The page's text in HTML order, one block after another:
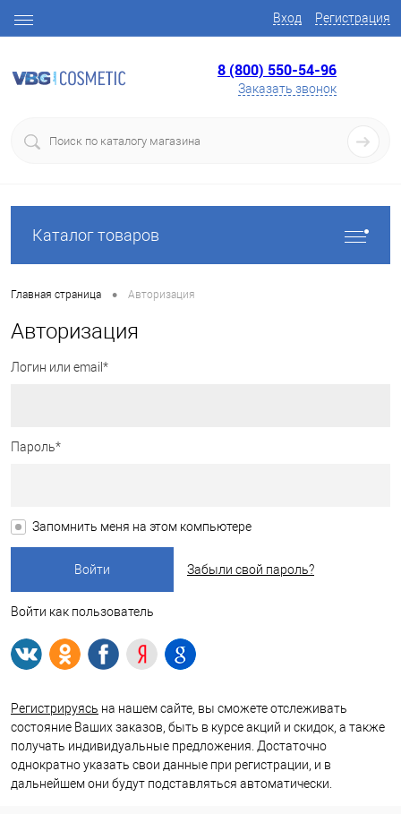
Вход Регистрация
8 (800) 550-54-96
Заказать звонок
Каталог товаров
Главная страница • Авторизация
Авторизация
Логин или email*
Пароль*
Запомнить меня на этом компьютере
Забыли свой пароль?
Войти как пользователь
Регистрируясь на нашем сайте, вы сможете отслеживать
состояние Ваших заказов, быть в курсе акций и скидок, а также
получать индивидуальные предложения. Достаточно
однократно указать свои данные при регистрации, и в
дальнейшем они будут подставляться автоматически.